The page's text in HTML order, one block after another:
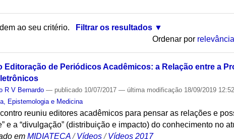
ao seu critério.
Filtrar os resultados
Ordenar por relevância
Editoração de Periódicos Acadêmicos: a Relação entre a
R V Bernardo — publicado 10/07/2017— última modificação 18/09/2019
Epistemologia e Medicina
reuniu editores acadêmicos para pensar as relações e
e a “divulgação” (distribuição e impacto) do conhecimento ​no
em MIDIATECA /Vídeos /Vídeos 2017